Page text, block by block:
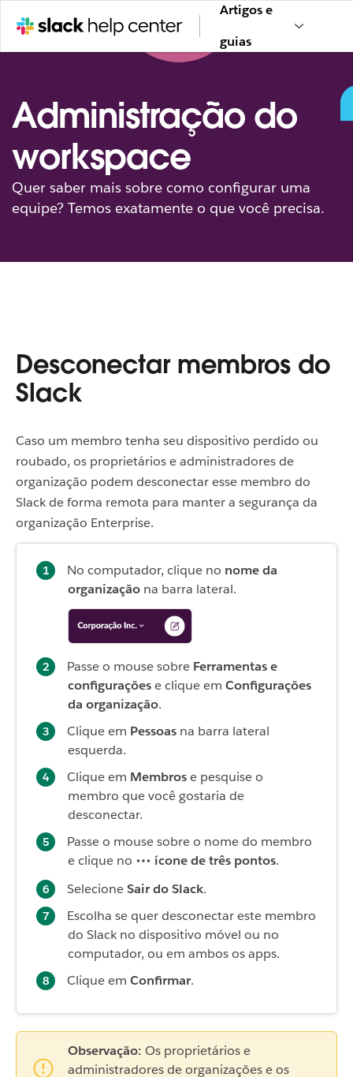
Artigos e
guias
Administração do
workspace
Quer saber mais sobre como configurar uma
equipe? Temos exatamente o que você precisa.
Desconectar membros do
Slack
Caso um membro tenha seu dispositivo perdido ou
roubado, os proprietários e administradores de
organização podem desconectar esse membro do
Slack de forma remota para manter a segurança da
organização Enterprise.
No computador, clique no nome da
organização na barra lateral.
Passe o mouse sobre Ferramentas e
configuraçõese clique em Configurações
da organização.
Clique em Pessoas na barra lateral
esquerda.
Clique em Membrose pesquise o
membro que você gostaria de
desconectar.
Passe o mouse sobre o nome do membro
e clique no
ícone de três pontos.
SelecioneSair do Slack.
Escolha se quer desconectar este membro
do Slack no dispositivo móvel ou no
computador, ou em ambos os apps.
Clique em Confirmar.
Observação: Os proprietários e
administradores de organizações e os